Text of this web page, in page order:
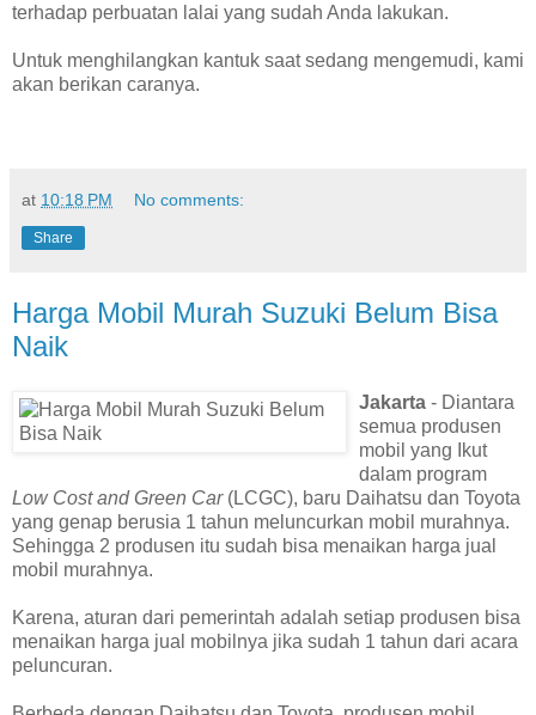
terhadap perbuatan lalai yang sudah Anda lakukan.
Untuk menghilangkan kantuk saat sedang mengemudi, kami
akan berikan caranya.
at 10:18 PM No comments:
Share
Harga Mobil Murah Suzuki Belum Bisa
Naik
Jakarta - Diantara
semua produsen
mobil yang Ikut
dalam program
Low Cost and Green Car(LCGC), baru Daihatsu dan Toyota
yang genap berusia 1 tahun meluncurkan mobil murahnya.
Sehingga 2 produsen itu sudah bisa menaikan harga jual
mobil murahnya.
Karena, aturan dari pemerintah adalah setiap produsen bisa
menaikan harga jual mobilnya jika sudah 1 tahun dari acara
peluncuran.